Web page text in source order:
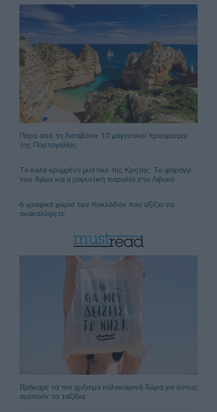
Πέρα από τη Λισαβόνα: 10 μαγευτικοί προορισμοί
της Πορτογαλίας
Το καλά κρυμμένο μυστικό της Κρήτης: Το φαράγγι
των Αγίων και η μαγευτική παραλία στο Λιβυκό
6 γραφικά χωριά των Κυκλάδων που αξίζει να
ανακαλύψετε
Βρήκαμε τα πιο χρήσιμα καλοκαιρινά δώρα για όσους
αγαπούν τα ταξίδια